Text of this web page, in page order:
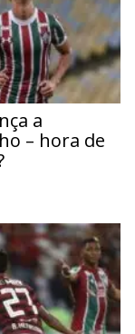
a
– hora de